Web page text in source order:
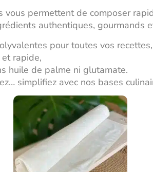
vous permettent de composer
authentiques, gourmands
pour toutes vos recettes,
rapide,
huile de palme ni glutamate.
simplifiez avec nos bases